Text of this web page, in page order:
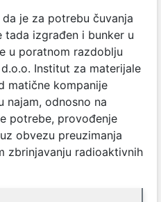
je za potrebu čuvanja
izgrađen i bunker u
u poratnom razdoblju
Institut za materijale
matične kompanije
najam, odnosno na
potrebe, provođenje
obvezu preuzimanja
zbrinjavanju radioaktivnih